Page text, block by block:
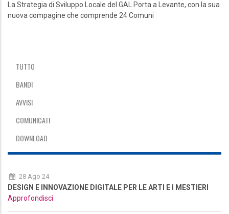
La Strategia di Sviluppo Locale del GAL Porta a Levante, con la sua
nuova compagine che comprende 24 Comuni
TUTTO
BANDI
AVVISI
COMUNICATI
DOWNLOAD
28 Ago 24
DESIGN E INNOVAZIONE DIGITALE PER LE ARTI E I MESTIERI
Approfondisci